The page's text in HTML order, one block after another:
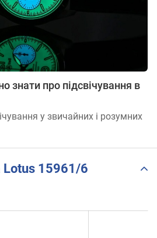
знати про підсвічування в
у звичайних і розумних
Lotus 15961/6